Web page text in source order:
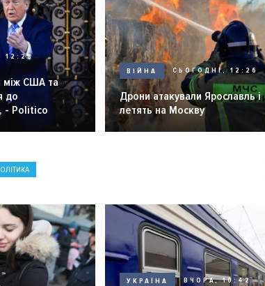
12:28
між США та
до
- Politico
ВІЙНА СЬОГОДНІ, 12:26
Дрони атакували Ярославль і
летять на Москву
УКРАЇНА ВЧОРА, 10:42